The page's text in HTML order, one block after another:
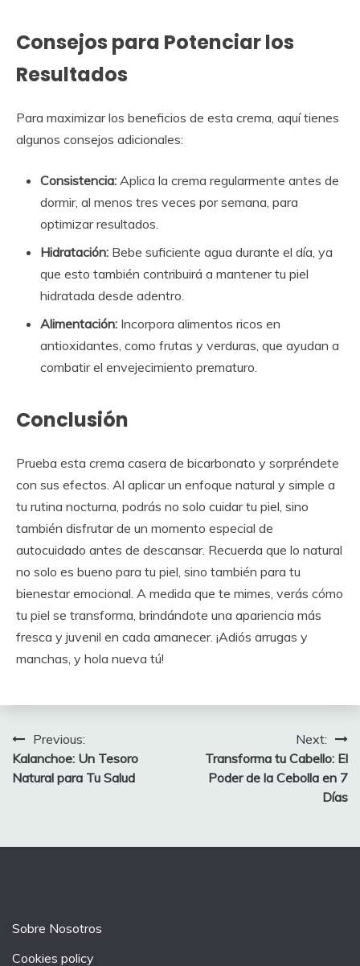
Consejos para Potenciar los
Resultados
Para maximizar los beneficios de esta crema, aquí tienes
algunos consejos adicionales:
Consistencia: Aplica la crema regularmente antes de
dormir, al menos tres veces por semana, para
optimizar resultados.
Hidratación: Bebe suficiente agua durante el día, ya
que esto también contribuirá a mantener tu piel
hidratada desde adentro.
Alimentación: Incorpora alimentos ricos en
antioxidantes, como frutas y verduras, que ayudan a
combatir el envejecimiento prematuro.
Conclusión
Prueba esta crema casera de bicarbonato y sorpréndete
con sus efectos. Al aplicar un enfoque natural y simple a
tu rutina nocturna, podrás no solo cuidar tu piel, sino
también disfrutar de un momento especial de
autocuidado antes de descansar. Recuerda que lo natural
no solo es bueno para tu piel, sino también para tu
bienestar emocional. A medida que te mimes, verás cómo
tu piel se transforma, brindándote una apariencia más
fresca y juvenil en cada amanecer. ¡Adiós arrugas y
manchas, y hola nueva tú!
Post
navigation
Previous:
Kalanchoe: Un Tesoro
Natural para Tu Salud
Next:
Transforma tu Cabello: El
Poder de la Cebolla en 7
Días
Sobre Nosotros
Cookies policy